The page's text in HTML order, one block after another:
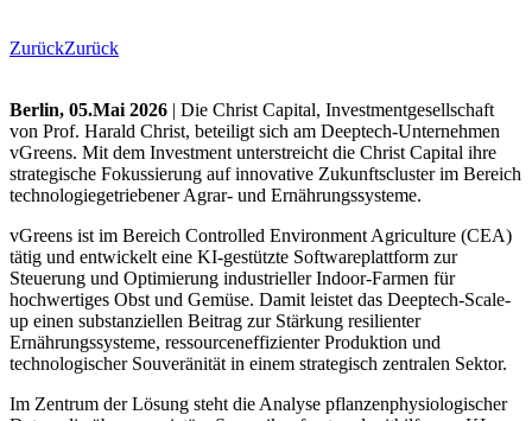
ZurückZurück
Berlin, 05.Mai 2026 | Die Christ Capital, Investmentgesellschaft
von Prof. Harald Christ, beteiligt sich am Deeptech-Unternehmen
vGreens. Mit dem Investment unterstreicht die Christ Capital ihre
strategische Fokussierung auf innovative Zukunftscluster im Bereich
technologiegetriebener Agrar- und Ernährungssysteme.
vGreens ist im Bereich Controlled Environment Agriculture (CEA)
tätig und entwickelt eine KI-gestützte Softwareplattform zur
Steuerung und Optimierung industrieller Indoor-Farmen für
hochwertiges Obst und Gemüse. Damit leistet das Deeptech-Scale-
up einen substanziellen Beitrag zur Stärkung resilienter
Ernährungssysteme, ressourceneffizienter Produktion und
technologischer Souveränität in einem strategisch zentralen Sektor.
Im Zentrum der Lösung steht die Analyse pflanzenphysiologischer